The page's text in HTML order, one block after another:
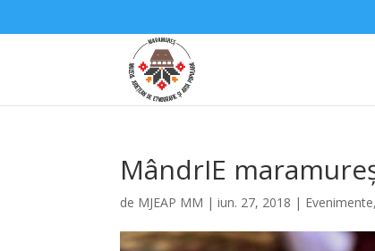
MândrIE
de MJEAP MM |iun. 27, 2018 | Evenimente,